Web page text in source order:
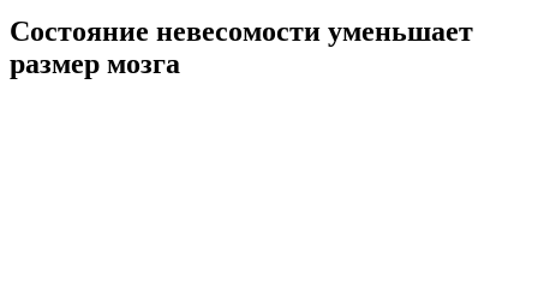
Состояние невесомости уменьшает
размер мозга